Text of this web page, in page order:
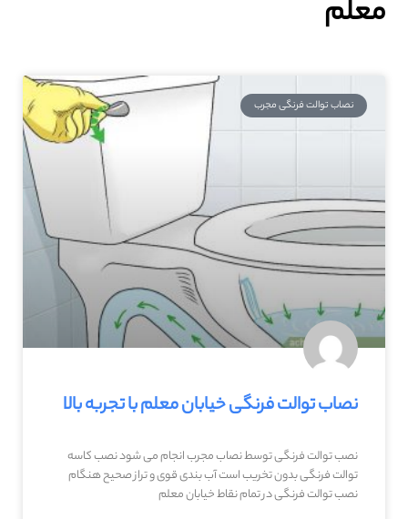
معلم
نصاب توالت فرنگی مجرب
نصاب توالت فرنگی خیابان معلم با تجربه بالا
نصب توالت فرنگی توسط نصاب مجرب انجام می شود نصب کاسه
توالت فرنگی بدون تخریب است آب بندی قوی و تراز صحیح هنگام
نصب توالت فرنگی در تمام نقاط خیابان معلم